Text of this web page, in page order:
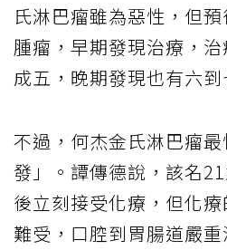
氏淋巴瘤雖為惡性，但
腫瘤，早期發現治療，
成五，晚期發現也有六到
不過，何杰金氏淋巴瘤
發」。譚傳德說，該名
後立刻接受化療，但化
難受，口腔到胃腸道嚴